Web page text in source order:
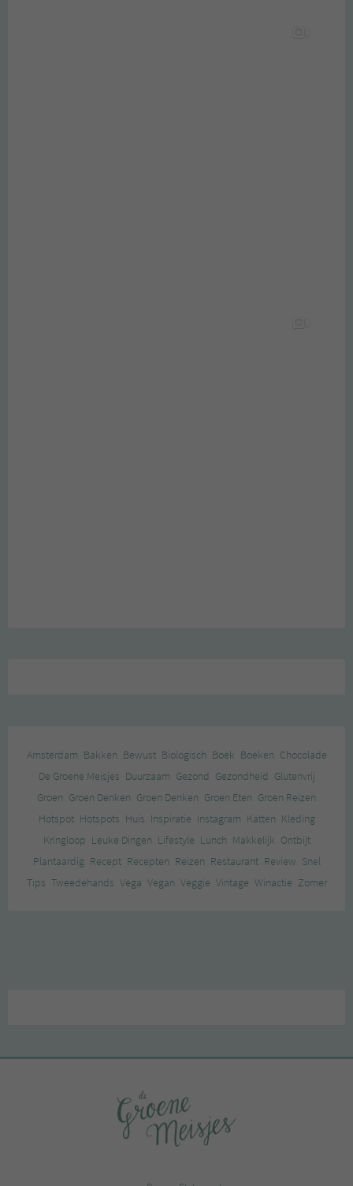
Amsterdam Bakken Bewust Biologisch Boek Boeken Chocolade
De Groene Meisjes Duurzaam Gezond Gezondheid Glutenvrij
Groen Groen Denken Groen Denken Groen Eten Groen Reizen
Hotspot Hotspots Huis Inspiratie Instagram Katten Kleding
Kringloop Leuke Dingen Lifestyle Lunch Makkelijk Ontbijt
Plantaardig Recept Recepten Reizen Restaurant Review Snel
Tips Tweedehands Vega Vegan Veggie Vintage Winactie Zomer